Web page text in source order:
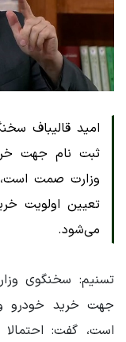
امید قالیباف
ثبت نام جهت
وزارت صمت
تعیین اولویت
می‌شود.
تسنیم: سخنگوی
جهت خرید خودرو
است، گفت: